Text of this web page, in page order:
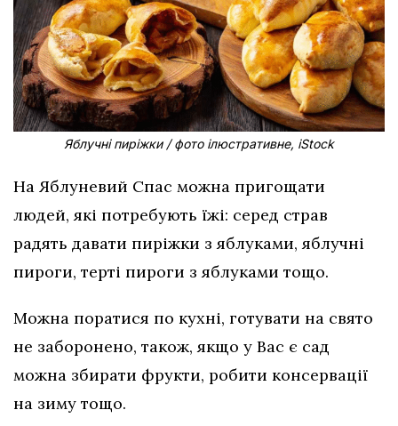
Яблучні пиріжки / фото ілюстративне, iStock
На Яблуневий Спас можна пригощати
людей, які потребують їжі: серед страв
радять давати пиріжки з яблуками, яблучні
пироги, терті пироги з яблуками тощо.
Можна поратися по кухні, готувати на свято
не заборонено, також, якщо у Вас є сад
можна збирати фрукти, робити консервації
на зиму тощо.